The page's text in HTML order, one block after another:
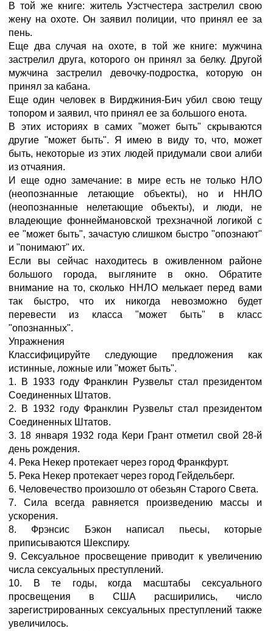
В той же книге: житель Уэстчестера застрелил свою
жену на охоте. Он заявил полиции, что принял ее за
пень.
Еще два случая на охоте, в той же книге: мужчина
застрелил друга, которого он принял за белку. Другой
мужчина застрелил девочку-подростка, которую он
принял за кабана.
Еще один человек в Вирджиния-Бич убил свою тещу
топором и заявил, что принял ее за большого енота.
В этих историях в самих "может быть" скрываются
другие "может быть". Я имею в виду то, что, может
быть, некоторые из этих людей придумали свои алиби
из отчаяния.
И еще одно замечание: в мире есть не только НЛО
(неопознанные летающие объекты), но и ННЛО
(неопознанные нелетающие объекты), и люди, не
владеющие фоннеймановской трехзначной логикой с
ее "может быть", зачастую слишком быстро "опознают"
и "понимают" их.
Если вы сейчас находитесь в оживленном районе
большого города, выгляните в окно. Обратите
внимание на то, сколько ННЛО мелькает перед вами
так быстро, что их никогда невозможно будет
перевести из класса "может быть" в класс
"опознанных".
Упражнения
Классифицируйте следующие предложения как
истинные, ложные или "может быть".
1. В 1933 году Франклин Рузвельт стал президентом
Соединенных Штатов.
2. В 1932 году Франклин Рузвельт стал президентом
Соединенных Штатов.
3. 18 января 1932 года Кери Грант отметил свой 28-й
день рождения.
4. Река Некер протекает через город Франкфурт.
5. Река Некер протекает через город Гейдельберг.
6. Человечество произошло от обезьян Старого Света.
7. Сила всегда равняется произведению массы и
ускорения.
8. Фрэнсис Бэкон написал пьесы, которые
приписываются Шекспиру.
9. Сексуальное просвещение приводит к увеличению
числа сексуальных преступлений.
10. В те годы, когда масштабы сексуального
просвещения в США расширились, число
зарегистрированных сексуальных преступлений также
увеличилось.